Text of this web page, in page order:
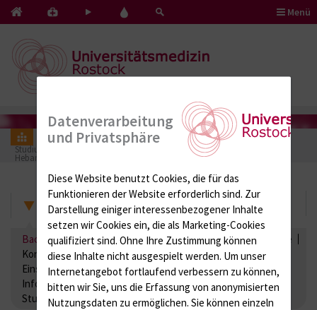
Kontakt
Notfälle
Pflege
Herz
Blut
Menü
Forschung & Lehre
Studium und Lehre an der Universitätsmedizin Rostock
Hebammenwissenschaft
Hebammenwissenschaft
Bachelorarbeit Bewerbung Aktuelles
Aufbau und Ziele
Kontakt
Kooperierende Kliniken
Einstieg ins erste Semester
Zugangsprüfung
Informationen_Downloads
Studierendenvertretung
Studieren mit Kind
Datenverarbeitung
und Privatsphäre
Diese Website benutzt Cookies, die für das
Funktionieren der Website erforderlich sind. Zur
Darstellung einiger interessenbezogener Inhalte
setzen wir Cookies ein, die als Marketing-Cookies
qualifiziert sind. Ohne Ihre Zustimmung können
diese Inhalte nicht ausgespielt werden. Um unser
Internetangebot fortlaufend verbessern zu können,
bitten wir Sie, uns die Erfassung von anonymisierten
Nutzungsdaten zu ermöglichen. Sie können einzeln